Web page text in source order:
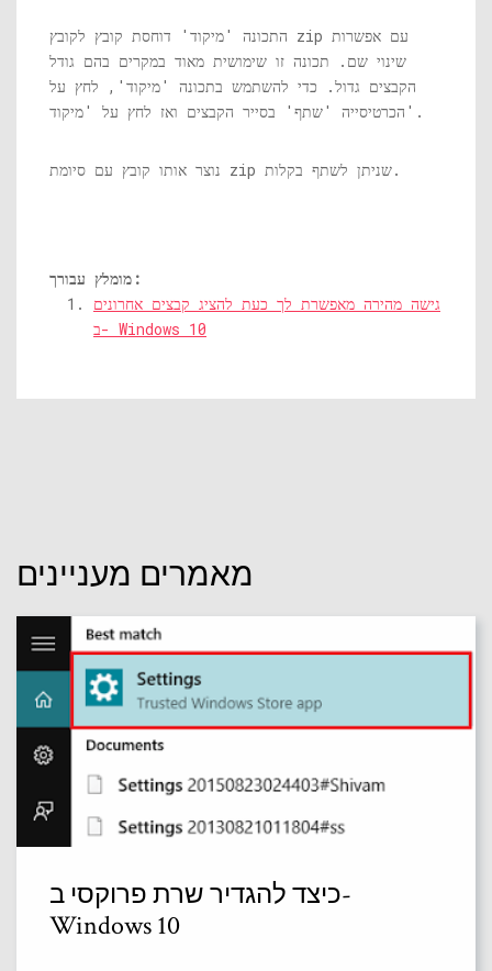
התכונה 'מיקוד' דוחסת קובץ לקובץ zip עם אפשרות
שינוי שם. תכונה זו שימושית מאוד במקרים בהם גודל
הקבצים גדול. כדי להשתמש בתכונה 'מיקוד', לחץ על
הכרטיסייה 'שתף' בסייר הקבצים ואז לחץ על 'מיקוד'.
נוצר אותו קובץ עם סיומת zip שניתן לשתף בקלות.
מומלץ עבורך:
גישה מהירה מאפשרת לך כעת להציג קבצים אחרונים
ב- Windows 10
מאמרים מעניינים
כיצד להגדיר שרת פרוקסי ב-
Windows 10